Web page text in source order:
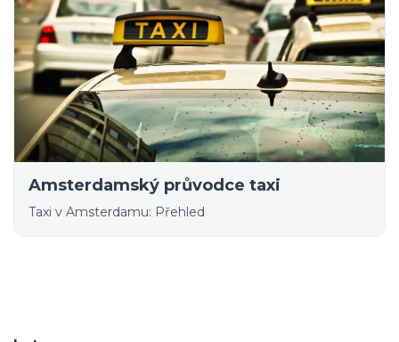
Amsterdamský průvodce taxi
Taxi v Amsterdamu: Přehled